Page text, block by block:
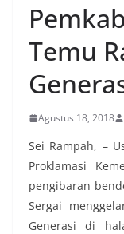
Temu
Agustus 18, 2018
Sei Rampah, –
Proklamasi
pengibaran
Sergai
Generasi di